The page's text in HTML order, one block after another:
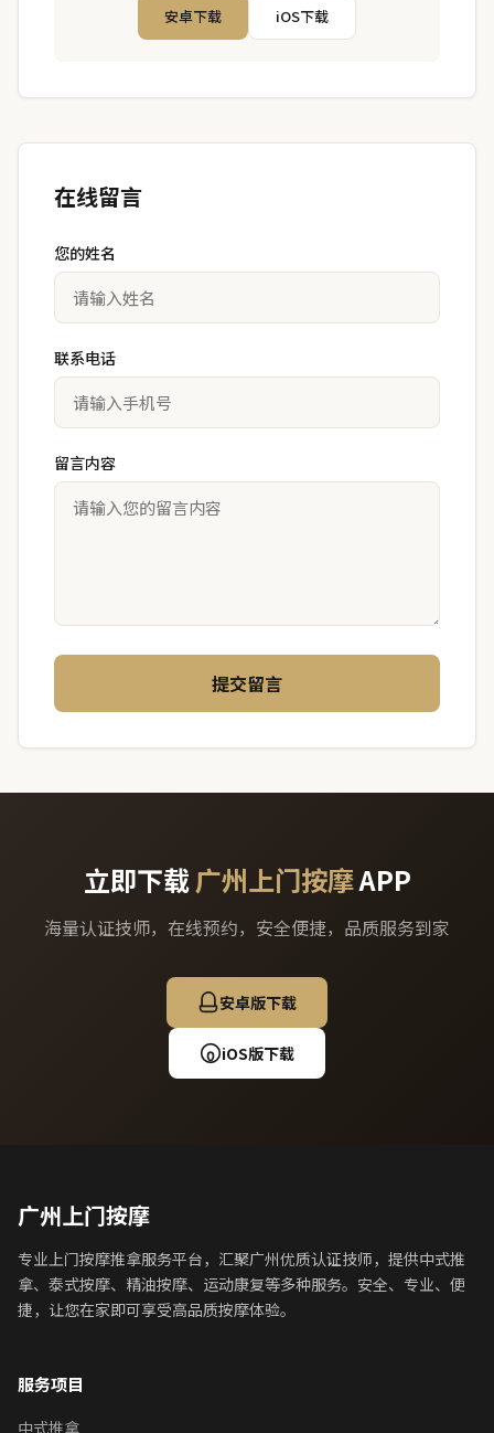
安卓下载 iOS下载
在线留言
您的姓名
联系电话
留言内容
提交留言
立即下载广州上门按摩APP
海量认证技师，在线预约，安全便捷，品质服务到家
安卓版下载
iOS版下载
广州上门按摩
专业上门按摩推拿服务平台，汇聚广州优质认证技师，提供中式推
拿、泰式按摩、精油按摩、运动康复等多种服务。安全、专业、便
捷，让您在家即可享受高品质按摩体验。
服务项目
中式推拿